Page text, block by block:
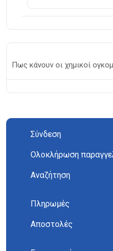
Πως κάνουν οι χημικοί
Σύνδεση
Ολοκλήρωση
Αναζήτηση
Πληρωμές
Αποστολές